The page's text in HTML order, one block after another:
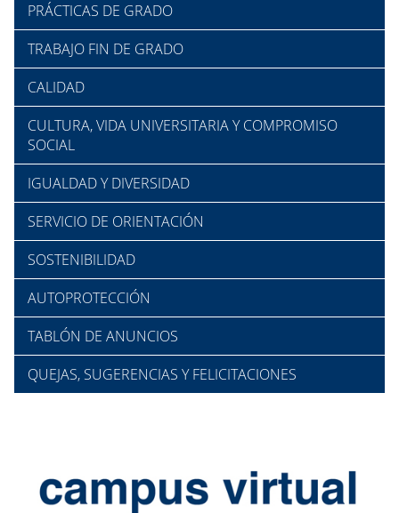
PRÁCTICAS DE GRADO
TRABAJO FIN DE GRADO
CALIDAD
CULTURA, VIDA UNIVERSITARIA Y COMPROMISO
SOCIAL
IGUALDAD Y DIVERSIDAD
SERVICIO DE ORIENTACIÓN
SOSTENIBILIDAD
AUTOPROTECCIÓN
TABLÓN DE ANUNCIOS
QUEJAS, SUGERENCIAS Y FELICITACIONES